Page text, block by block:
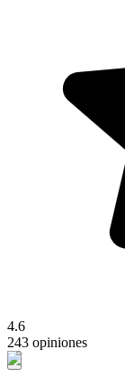
4.6
243 opiniones